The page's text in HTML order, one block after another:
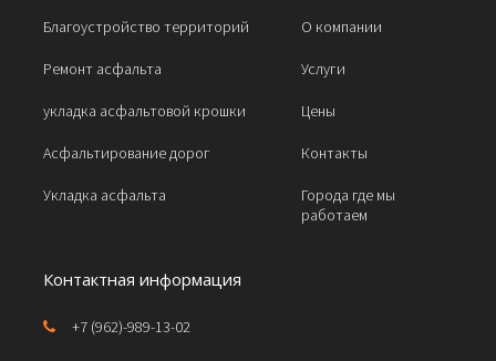
Благоустройство территорий
Ремонт асфальта
укладка асфальтовой крошки
Асфальтирование дорог
Укладка асфальта
О компании
Услуги
Цены
Контакты
Города где мы
работаем
Контактная информация
+7 (962)-989-13-02